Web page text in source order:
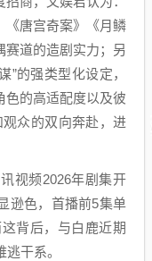
《唐宫奇案》《月鳞
赛道的造剧实力；另
”的强类型化设定，
色的高适配度以及彼
众的双向奔赴，进
视频2026年剧集开
逊色，首播前5集单
背后，与白鹿近期
干系。